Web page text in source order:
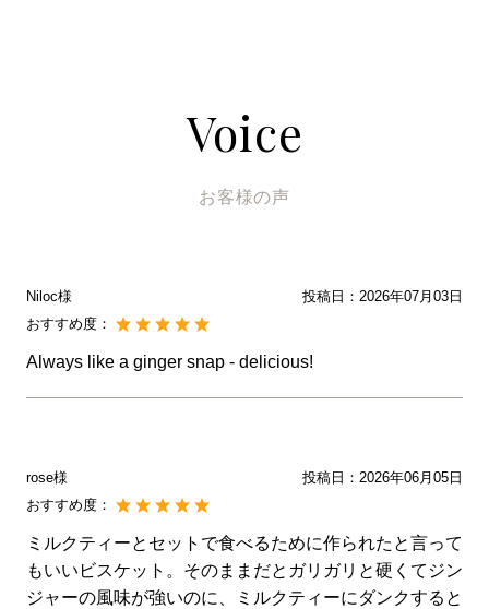
お客様の声
Niloc様 投稿日： 2026年07月03日
おすすめ度：
Always like a ginger snap - delicious!
rose様 投稿日： 2026年06月05日
おすすめ度：
ミルクティーとセットで食べるために作られたと言って
もいいビスケット。そのままだとガリガリと硬くてジン
ジャーの風味が強いのに、ミルクティーにダンクすると